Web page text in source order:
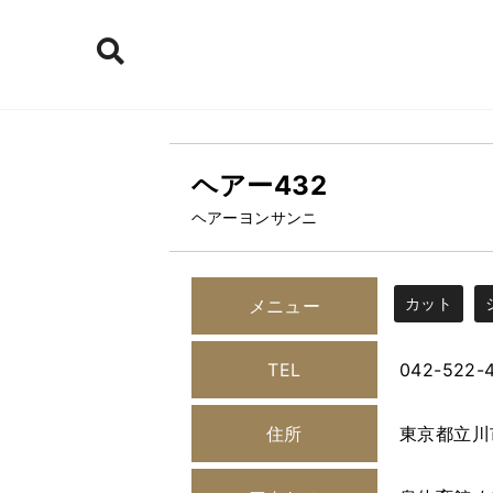
ヘアー432
ヘアーヨンサンニ
メニュー カット
TEL 042-522-
住所 東京都立